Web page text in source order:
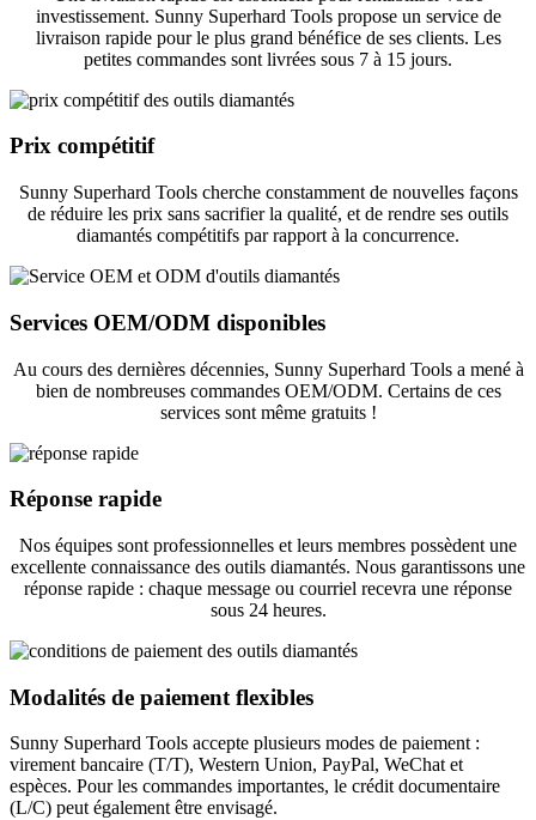
investissement. Sunny Superhard Tools propose un service de
livraison rapide pour le plus grand bénéfice de ses clients. Les
petites commandes sont livrées sous 7 à 15 jours.
Prix ​​compétitif
Sunny Superhard Tools cherche constamment de nouvelles façons
de réduire les prix sans sacrifier la qualité, et de rendre ses outils
diamantés compétitifs par rapport à la concurrence.
Services OEM/ODM disponibles
Au cours des dernières décennies, Sunny Superhard Tools a mené à
bien de nombreuses commandes OEM/ODM. Certains de ces
services sont même gratuits !
Réponse rapide
Nos équipes sont professionnelles et leurs membres possèdent une
excellente connaissance des outils diamantés. Nous garantissons une
réponse rapide : chaque message ou courriel recevra une réponse
sous 24 heures.
Modalités de paiement flexibles
Sunny Superhard Tools accepte plusieurs modes de paiement :
virement bancaire (T/T), Western Union, PayPal, WeChat et
espèces. Pour les commandes importantes, le crédit documentaire
(L/C) peut également être envisagé.